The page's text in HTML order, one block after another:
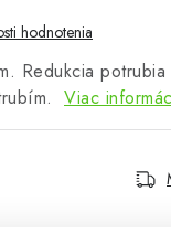
hodnotenia
Redukcia
Viac